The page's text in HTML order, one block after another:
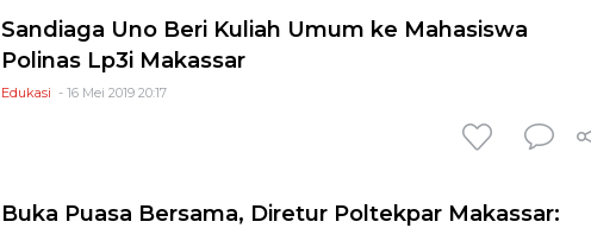
Sandiaga Uno Beri Kuliah Umum ke Mahasiswa
Polinas Lp3i Makassar
Edukasi - 16 Mei 2019 20:17
Buka Puasa Bersama, Diretur Poltekpar Makassar: